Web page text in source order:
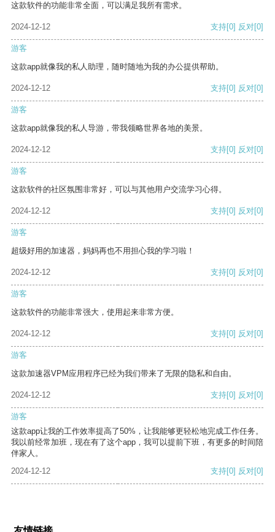
这款软件的功能非常全面，可以满足我所有需求。
2024-12-12 支持[0] 反对[0]
游客
这款app就像我的私人助理，随时随地为我的办公提供帮助。
2024-12-12 支持[0] 反对[0]
游客
这款app就像我的私人导游，带我领略世界各地的美景。
2024-12-12 支持[0] 反对[0]
游客
这款软件的社区氛围非常好，可以与其他用户交流学习心得。
2024-12-12 支持[0] 反对[0]
游客
超级好用的加速器，妈妈再也不用担心我的学习啦！
2024-12-12 支持[0] 反对[0]
游客
这款软件的功能非常强大，使用起来非常方便。
2024-12-12 支持[0] 反对[0]
游客
这款加速器VPM应用程序已经为我们带来了无限的隐私和自由。
2024-12-12 支持[0] 反对[0]
游客
这款app让我的工作效率提高了50%，让我能够更轻松地完成工作任务。
我以前经常加班，现在有了这个app，我可以提前下班，有更多的时间陪
伴家人。
2024-12-12
支持[0] 反对[0]